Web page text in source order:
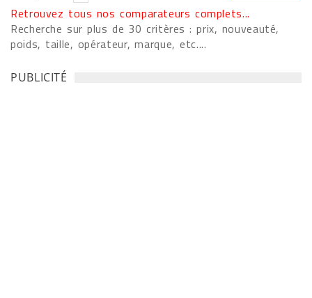
Retrouvez tous nos comparateurs complets...
Recherche sur plus de 30 critères : prix, nouveauté,
poids, taille, opérateur, marque, etc....
PUBLICITÉ